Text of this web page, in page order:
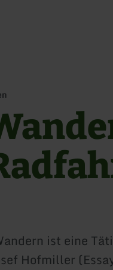
ist eine
Hofmiller